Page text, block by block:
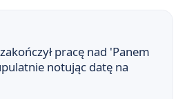
pracę nad 'Panem
notując datę na
Pana Tadeusza - geneza